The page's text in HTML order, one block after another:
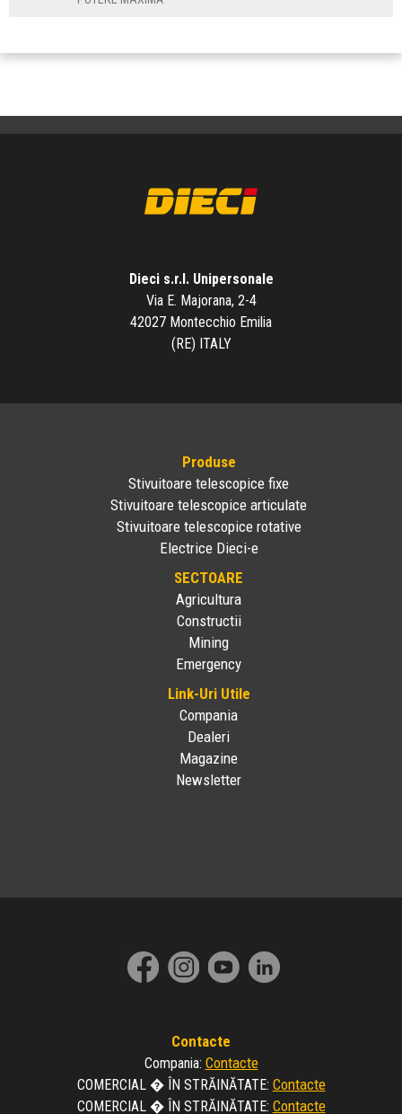
Dieci s.r.l. Unipersonale
Via E. Majorana, 2-4
42027 Montecchio Emilia
(RE) ITALY
Produse
Stivuitoare telescopice fixe
Stivuitoare telescopice articulate
Stivuitoare telescopice rotative
Electrice Dieci-e
SECTOARE
Agricultura
Constructii
Mining
Emergency
Link-Uri Utile
Compania
Dealeri
Magazine
Newsletter
Contacte
Compania: Contacte
COMERCIAL � ÎN STRĂINĂTATE: Contacte
COMERCIAL � ÎN STRĂINĂTATE: Contacte